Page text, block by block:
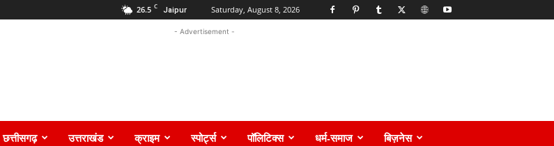
26.5 C Jaipur Saturday, August 8, 2026
- Advertisement -
छत्तीसगढ़ उत्तराखंड क्राइम स्पोर्ट्स पॉलिटिक्स धर्म-समाज बिज़नेस